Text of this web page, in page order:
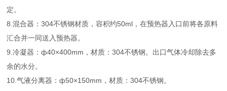
定。
8.混合器：304不锈钢材质，容积约50ml，在预热器入口前将各原料
汇合并一同送入预热器。
9.冷凝器：ф40×400mm，材质：304不锈钢。出口气体冷却除去多
余的水分。
10.气液分离器：ф50×150mm，材质：304不锈钢。